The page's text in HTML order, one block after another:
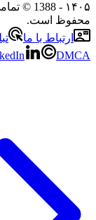
۱۴۰۵
- 1388
محفوظ است.
ارتباط با ما
DMCA